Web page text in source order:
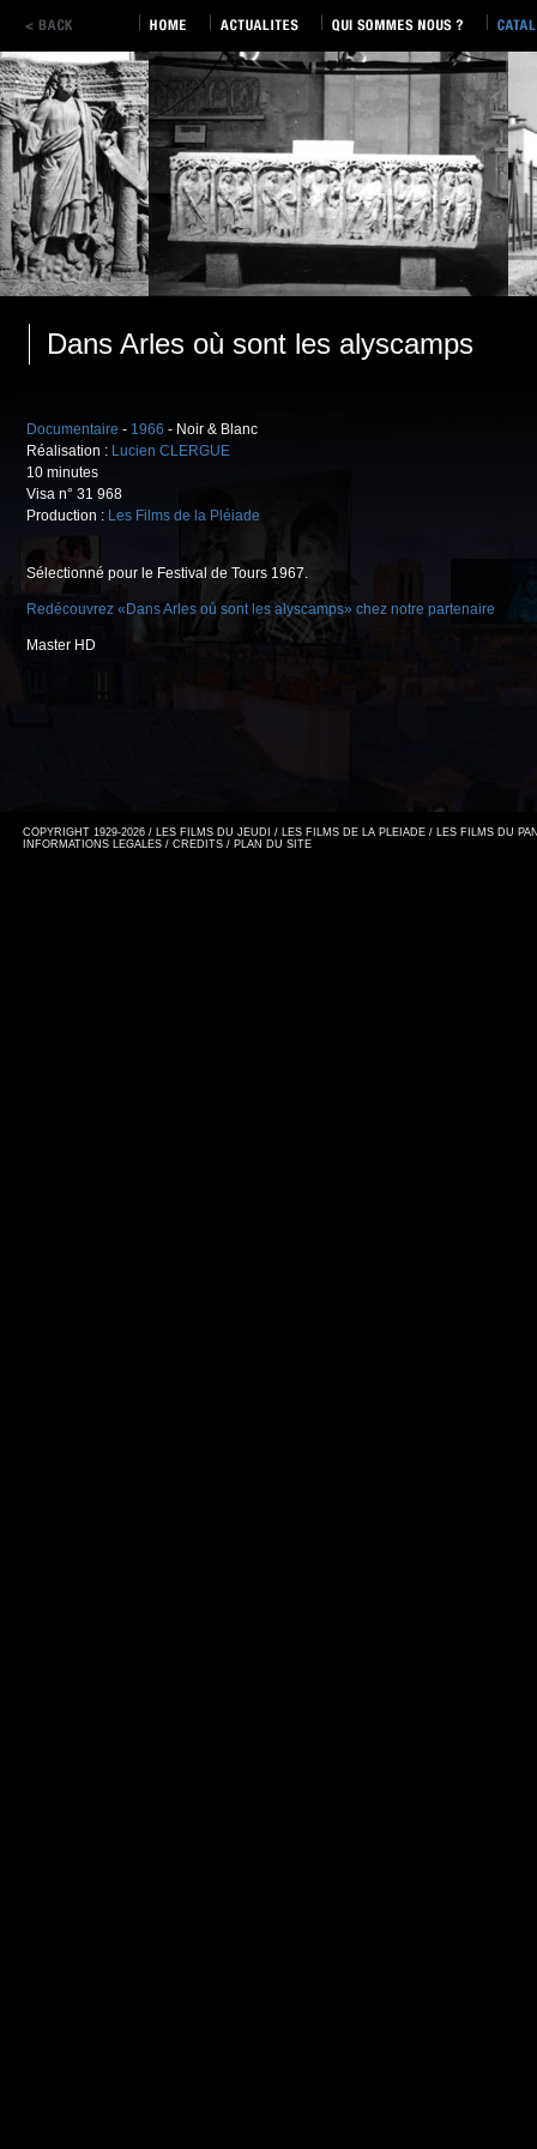
Dans Arles où sont les alyscamps
Documentaire - 1966 - Noir & Blanc
Réalisation : Lucien CLERGUE
10 minutes
Visa n° 31 968
Production : Les Films de la Pléiade
Sélectionné pour le Festival de Tours 1967.
Redécouvrez «Dans Arles où sont les alyscamps» chez notre partenaire
Master HD
COPYRIGHT 1929-2026 / LES FILMS DU JEUDI / LES FILMS DE LA PLEIADE / LES FILMS DU
INFORMATIONS LEGALES / CREDITS / PLAN DU SITE